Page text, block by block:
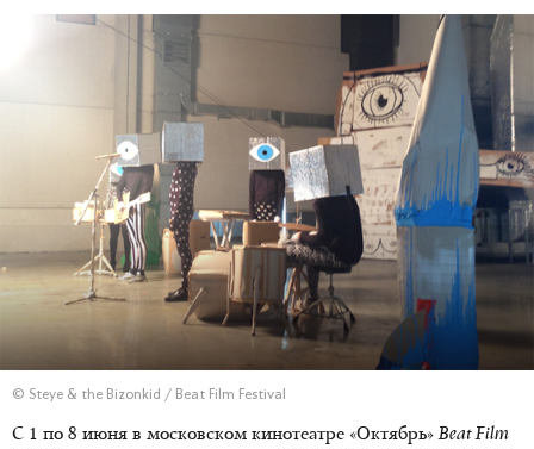
© Steye & the Bizonkid / Beat Film Festival
С 1 по 8 июня в московском кинотеатре «Октябрь»Beat Film